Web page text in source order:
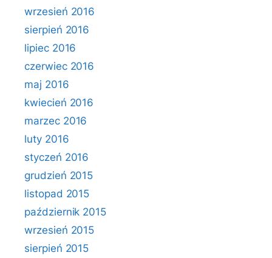
wrzesień 2016
sierpień 2016
lipiec 2016
czerwiec 2016
maj 2016
kwiecień 2016
marzec 2016
luty 2016
styczeń 2016
grudzień 2015
listopad 2015
październik 2015
wrzesień 2015
sierpień 2015